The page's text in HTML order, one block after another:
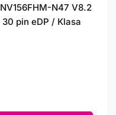
N47 V8.2
pin eDP / Klasa